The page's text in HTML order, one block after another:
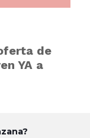
de
YA a